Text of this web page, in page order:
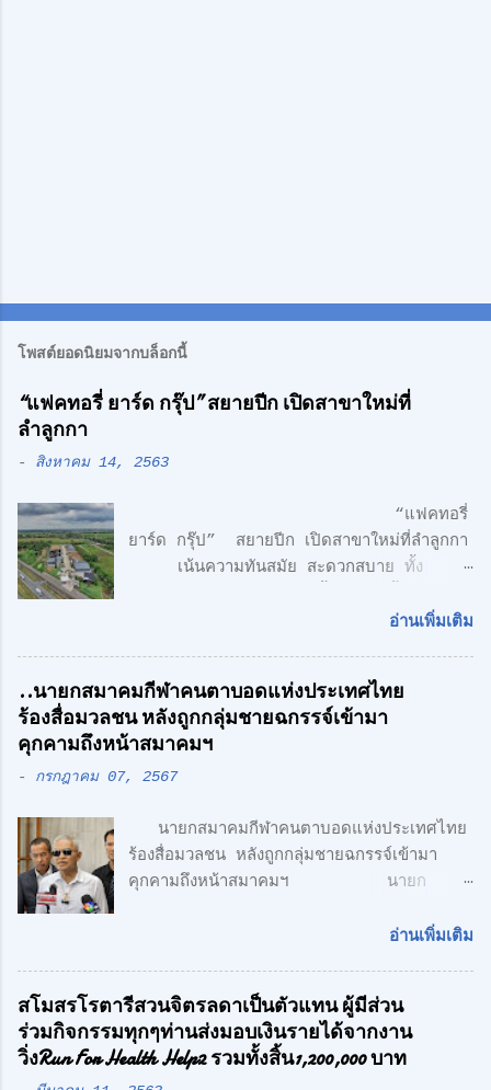
โพสต์ยอดนิยมจากบล็อกนี้
“แฟคทอรี่ ยาร์ด กรุ๊ป” สยายปีก เปิดสาขาใหม่ที่
ลำลูกกา
- สิงหาคม 14, 2563
“แฟคทอรี่
ยาร์ด กรุ๊ป” สยายปีก เปิดสาขาใหม่ที่ลำลูกกา
เน้นความทันสมัย สะดวกสบาย ทั้ง
สไตล์ Modern Loft แฟคทอรี่ ยาร์ด กรุ๊ป
ศักดิ์สิทธิ์ คูณรัตนศิริ และชุติพนธ์ กิตติเกษม
ศักดิ์ เปิดตัวสาชาเพิ่มที่ลำลูกกา เน้นความทัน
สมัย สะดวกสบาย ทั้ง โรงงาน พร้อมออฟฟิศ 3
ชั้น + 1 ชั้นลอย สไตล์ Modern Loft โดย
นาที จากรถไฟฟ้า สายสีเขียว ด้าน CONCEPT
ของโครงการ "Simplicity is the
Ultimate Sophistication" -
ความเรียบง่าย คือ สูงสุดแห่งสุนทรียภาพ เรา
Design วัสดุทุกชิ้น ถูกเลือกอย่างตั้งใจ เพื่อ
ความลงตัว และมีระดับ " สำหรับโครงการนี้
ตั้งอยู่บน ถนนเลียบทางด่วนวงแหวนรอบนอก
(ลำลูกกา) สุดยอดทำเลแห่งอนา...
อ่านเพิ่มเติม
..นายกสมาคมกีฬาคนตาบอดแห่งประเทศไทย
ร้องสื่อมวลชน หลังถูกกลุ่มชายฉกรรจ์เข้ามา
คุกคามถึงหน้าสมาคมฯ
- กรกฎาคม 07, 2567
นายกสมาคมกีฬาคนตาบอดแห่งประเทศไทย
ร้องสื่อมวลชน หลังถูกกลุ่มชายฉกรรจ์เข้ามา
คุกคามถึงหน้าสมาคมฯ นายก
สื่อมวลชน หลังถูกกลุ่มชายฉกรรจ์เข้ามาคุกคาม
กลั่นแกล้ง จากกรณีที่มีกลุ่มนักกีฬาคน
ตาบอด เดินทางไปยื่นหนังสือถึงนายเศรษฐา ทวี
สิน นายกรัฐมนตรี เรียกร้องขอความเป็นธรรม
และให้ตรวจสอบการฮุบโควตาสลากกินแบ่ง
อ่านเพิ่มเติม
สโมสรโรตารีสวนจิตรลดาเป็นตัวแทน ผู้มีส่วน
ร่วมกิจกรรมทุกๆท่านส่งมอบเงินรายได้จากงาน
วิ่งRun For Health Help2 รวมทั้งสิ้น1,200,000 บาท